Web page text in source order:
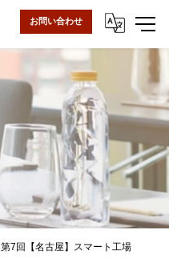
お問い合わせ
第7回【名古屋】スマート工場